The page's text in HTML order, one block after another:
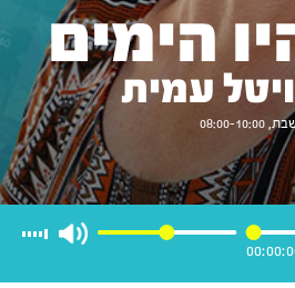
הימים
עמית
08:00-10:00